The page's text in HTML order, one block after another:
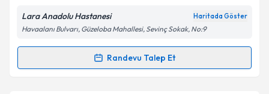
Kişisel verilerimin işlenmesine ilişkin
Aydınlatma
Metni'ni okudum ve kişisel verilerimin belirtilen
kapsamda işlenmesini kabul ediyorum.
Lara Anadolu Hastanesi Haritada Göster
Havaalanı Bulvarı, Güzeloba Mahallesi, Sevinç Sokak, No:9
Randevu Talep Et
Randevu Takvimi Talebi